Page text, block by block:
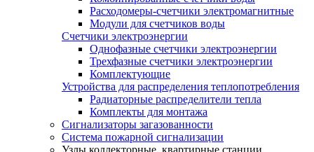
Расходомеры-счетчики электромагнитные
Модули для счетчиков воды
Счетчики электроэнергии
Однофазные счетчики электроэнергии
Трехфазные счетчики электроэнергии
Комплектующие
Устройства для распределения теплопотребления
Радиаторные распределители тепла
Комплекты для монтажа
Сигнализаторы загазованности
Система пожарной сигнализации
Узлы коллекторные, квартирные станции